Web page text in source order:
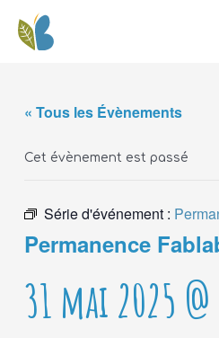
« Tous les Évènements
Cet évènement est passé
Série d'événement :
Permanence
31 mai 2025